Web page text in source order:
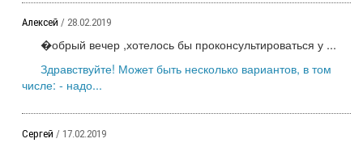
Алексей / 28.02.2019
�обрый вечер ,хотелось бы проконсультироваться у ...
Здравствуйте! Может быть несколько вариантов, в том
числе: - надо...
Сергей / 17.02.2019